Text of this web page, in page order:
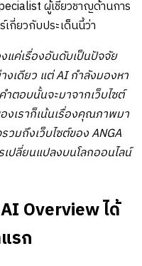
ผู้เชี่ยวชาญด้านการ
เกี่ยวกับประเด็นนี้ว่า
แค่เรื่องอันดับเป็นปัจจัย
งเดียว แต่ AI กำลังมองหา
ตอบนั้นจะมาจากเว็บไซต์
งเราก็เน้นเรื่องคุณภาพมา
วมถึงเว็บไซต์ของ ANGA
เปลี่ยนแปลงบนโลกออนไลน์
Overview ได้
รก